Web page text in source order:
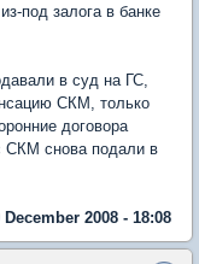
под залога в банке
в суд на ГС,
СКМ, только
договора
СКМ снова подали в
2008 - 18:08